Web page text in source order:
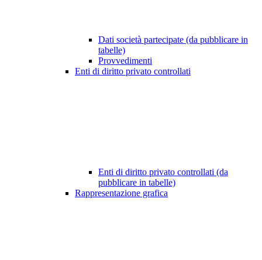
Dati società partecipate (da pubblicare in
tabelle)
Provvedimenti
Enti di diritto privato controllati
Enti di diritto privato controllati (da
pubblicare in tabelle)
Rappresentazione grafica